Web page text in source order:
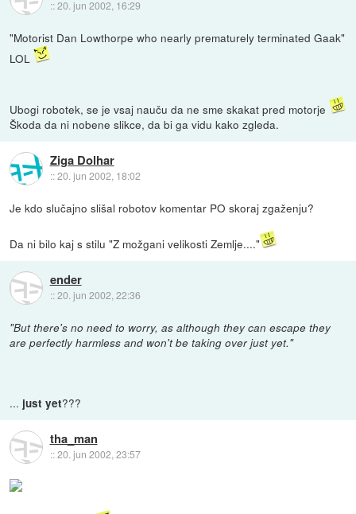
::20. jun 2002, 16:29
"Motorist Dan Lowthorpe who nearly prematurely terminated Gaak"
LOL
Ubogi robotek, se je vsaj nauču da ne sme skakat pred motorje
Škoda da ni nobene slikce, da bi ga vidu kako zgleda.
Ziga Dolhar
::20. jun 2002, 18:02
Je kdo slučajno slišal robotov komentar PO skoraj zgaženju?
Da ni bilo kaj s stilu "Z možgani velikosti Zemlje...."
ender
::20. jun 2002, 22:36
"But there's no need to worry, as although they can escape they
are perfectly harmless and won't be taking over just yet."
... just yet???
tha_man
::20. jun 2002, 23:57